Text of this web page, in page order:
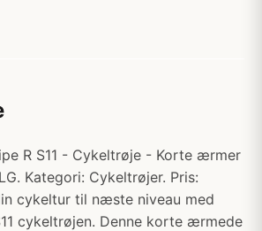
R S11 - Cykeltrøje - Korte ærmer
Kategori: Cykeltrøjer. Pris:
cykeltur til næste niveau med
cykeltrøjen. Denne korte ærmede